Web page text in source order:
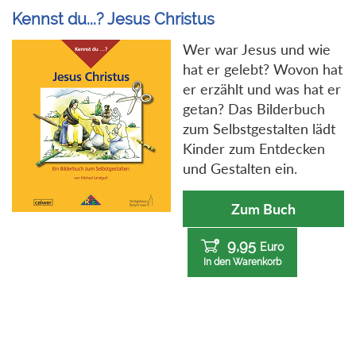
Kennst du...? Jesus Christus
Wer war Jesus und wie
hat er gelebt? Wovon hat
er erzählt und was hat er
getan? Das Bilderbuch
zum Selbstgestalten lädt
Kinder zum Entdecken
und Gestalten ein.
Zum Buch
9,95 Euro
In den Warenkorb